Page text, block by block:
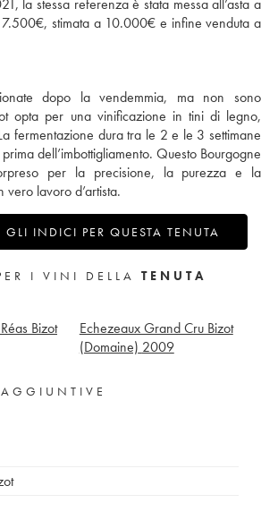
la stessa referenza è stata messa all’asta a
stimata a 10.000€ e infine venduta a
dopo la vendemmia, ma non sono
opta per una vinificazione in tini di legno,
fermentazione dura tra le 2 e le 3 settimane
dell’imbottigliamento. Questo Bourgogne
per la precisione, la purezza e la
lavoro d’artista.
GLI INDICI PER QUESTA TENUTA
I VINI DELLA TENUTA
Bizot
Echezeaux Grand Cru Bizot
(Domaine) 2009
AGGIUNTIVE